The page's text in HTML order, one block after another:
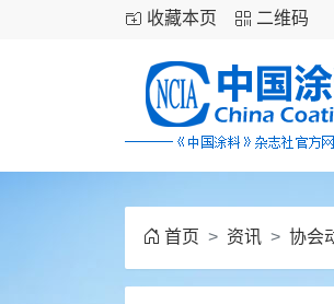
收藏本页 二维码
首页 资讯 协会